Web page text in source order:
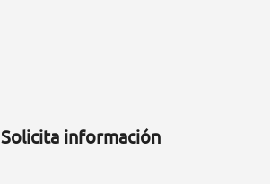
Solicita información